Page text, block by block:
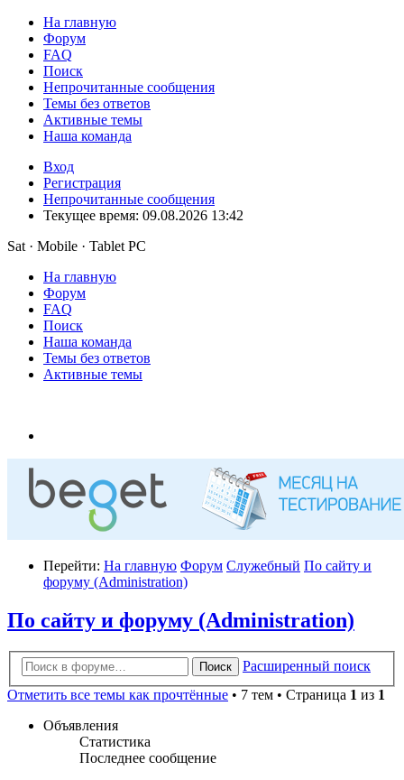
На главную
Форум
FAQ
Поиск
Непрочитанные сообщения
Темы без ответов
Активные темы
Наша команда
Вход
Регистрация
Непрочитанные сообщения
Текущее время: 09.08.2026 13:42
Sat · Mobile · Tablet PC
На главную
Форум
FAQ
Поиск
Наша команда
Темы без ответов
Активные темы
Перейти: На главную Форум Служебный По сайту и
форуму (Administration)
По сайту и форуму (Administration)
Поиск
Расширенный поиск
Отметить все темы как прочтённые • 7 тем • Страница 1 из 1
Объявления
Статистика
Последнее сообщение